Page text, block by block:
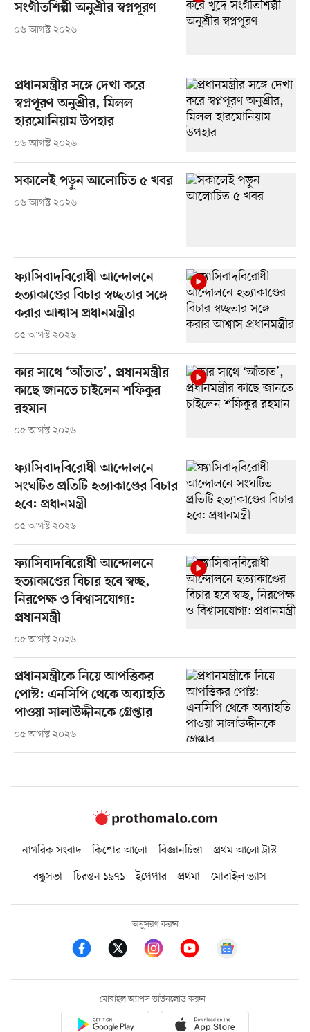
সংগীতশিল্পী অনুশ্রীর স্বপ্নপূরণ
০৬ আগস্ট ২০২৬
প্রধানমন্ত্রীর সঙ্গে দেখা করে
স্বপ্নপূরণ অনুশ্রীর, মিলল
হারমোনিয়াম উপহার
০৬ আগস্ট ২০২৬
সকালেই পড়ুন আলোচিত ৫ খবর
০৬ আগস্ট ২০২৬
ফ্যাসিবাদবিরোধী আন্দোলনে
হত্যাকাণ্ডের বিচার স্বচ্ছতার সঙ্গে
করার আশ্বাস প্রধানমন্ত্রীর
০৫ আগস্ট ২০২৬
কার সাথে ‘আঁতাত’, প্রধানমন্ত্রীর
কাছে জানতে চাইলেন শফিকুর
রহমান
০৫ আগস্ট ২০২৬
ফ্যাসিবাদবিরোধী আন্দোলনে
সংঘটিত প্রতিটি হত্যাকাণ্ডের বিচার
হবে: প্রধানমন্ত্রী
০৫ আগস্ট ২০২৬
ফ্যাসিবাদবিরোধী আন্দোলনে
হত্যাকাণ্ডের বিচার হবে স্বচ্ছ,
নিরপেক্ষ ও বিশ্বাসযোগ্য:
প্রধানমন্ত্রী
০৫ আগস্ট ২০২৬
প্রধানমন্ত্রীকে নিয়ে আপত্তিকর
পোস্ট: এনসিপি থেকে অব্যাহতি
পাওয়া সালাউদ্দীনকে গ্রেপ্তার
০৫ আগস্ট ২০২৬
নাগরিক সংবাদ কিশোর আলো বিজ্ঞানচিন্তা
প্রথম আলো ট্রাস্ট
বন্ধুসভা
চিরন্তন ১৯৭১ ইপেপার প্রথমা মোবাইল ভ্যাস
অনুসরণ করুন
মোবাইল অ্যাপস ডাউনলোড করুন